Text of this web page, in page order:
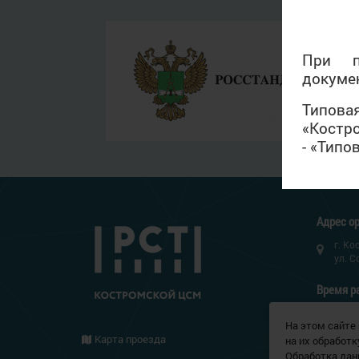
При
-
Карта проезда
Адрес
г.
ул.
Время
сб-
На этом
на их
Обработка